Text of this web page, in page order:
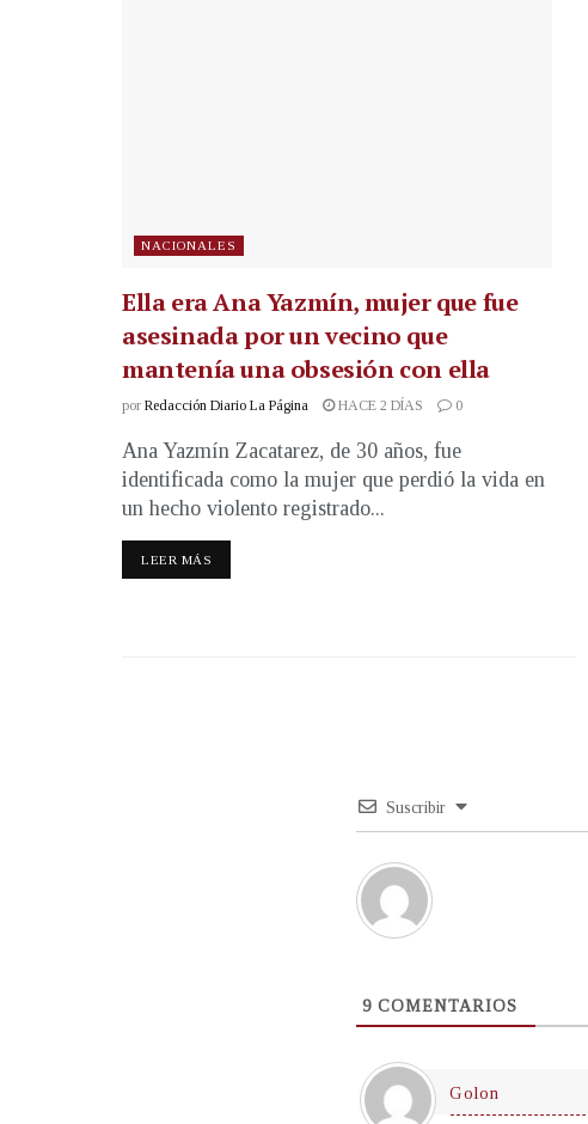
NACIONALES
Ella era Ana Yazmín, mujer que fue
asesinada por un vecino que
mantenía una obsesión con ella
por Redacción Diario La Página HACE 2 DÍAS 0
Ana Yazmín Zacatarez, de 30 años, fue
identificada como la mujer que perdió la vida en
un hecho violento registrado...
LEER MÁS
Suscribir
9 COMENTARIOS
Golon